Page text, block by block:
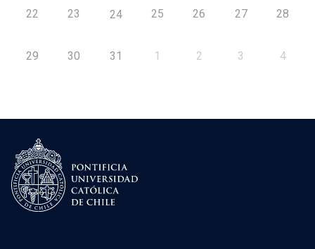
22 23 24 25 26 27 28
29 30 31 1 2 3 4